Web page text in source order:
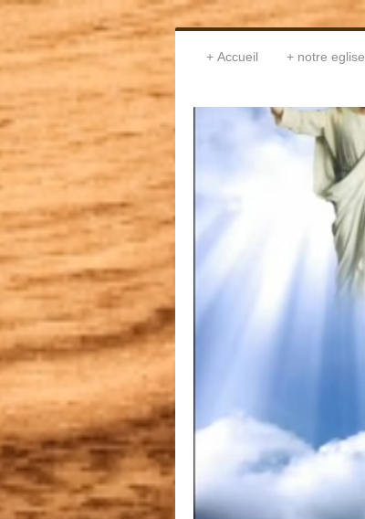
Accueil notre eglise